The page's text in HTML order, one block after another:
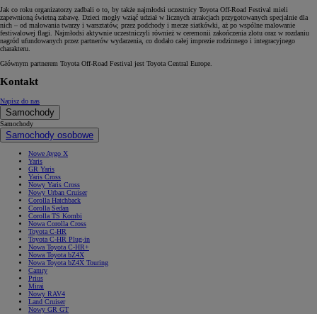
Jak co roku organizatorzy zadbali o to, by także najmłodsi uczestnicy Toyota Off-Road Festival mieli
zapewnioną świetną zabawę. Dzieci mogły wziąć udział w licznych atrakcjach przygotowanych specjalnie dla
nich – od malowania twarzy i warsztatów, przez podchody i mecze siatkówki, aż po wspólne malowanie
festiwalowej flagi. Najmłodsi aktywnie uczestniczyli również w ceremonii zakończenia zlotu oraz w rozdaniu
nagród ufundowanych przez partnerów wydarzenia, co dodało całej imprezie rodzinnego i integracyjnego
charakteru.
Głównym partnerem Toyota Off-Road Festival jest Toyota Central Europe.
Kontakt
Napisz do nas
Samochody
Samochody
Samochody osobowe
Nowe Aygo X
Yaris
GR Yaris
Yaris Cross
Nowy Yaris Cross
Nowy Urban Cruiser
Corolla Hatchback
Corolla Sedan
Corolla TS Kombi
Nowa Corolla Cross
Toyota C-HR
Toyota C-HR Plug-in
Nowa Toyota C-HR+
Nowa Toyota bZ4X
Nowa Toyota bZ4X Touring
Camry
Prius
Mirai
Nowy RAV4
Land Cruiser
Nowy GR GT